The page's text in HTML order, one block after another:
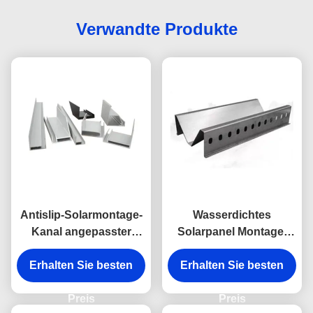
Verwandte Produkte
Antislip-Solarmontage-
Kanal angepasster
Solarpanel-Straußkanal
Erhalten Sie besten
Preis
Wasserdichtes
Solarpanel Montage-
Kanal Anodisiertes
Solarstrut-Kanal
Erhalten Sie besten
Preis